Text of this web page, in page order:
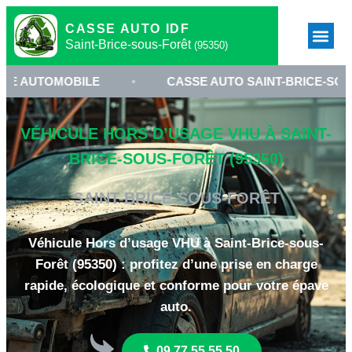
CASSE AUTO IDF
Saint-Brice-sous-Forêt (95350)
• CASSE AUTO SAINT-BRICE-SOUS-FORÊT
VÉHICULE HORS D’USAGE VHU À SAINT-
BRICE-SOUS-FORÊT (95350)
SAINT-BRICE-SOUS-FORÊT
Véhicule Hors d’usage VHU à Saint-Brice-sous-
Forêt (95350) : profitez d’une prise en charge
rapide, écologique et conforme pour votre épave
auto.